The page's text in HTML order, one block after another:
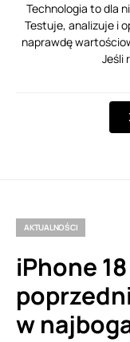
Technologia to dla
Testuje, analizuje i
naprawdę
Jeśli
AKTUALNOŚCI
iPhone
w